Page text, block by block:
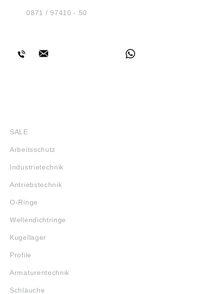
Tel.:0871 / 97410 - 50
SALE
Arbeitsschutz
Industrietechnik
Antriebstechnik
O-Ringe
Wellendichtringe
Kugellager
Profile
Armaturentechnik
Schläuche